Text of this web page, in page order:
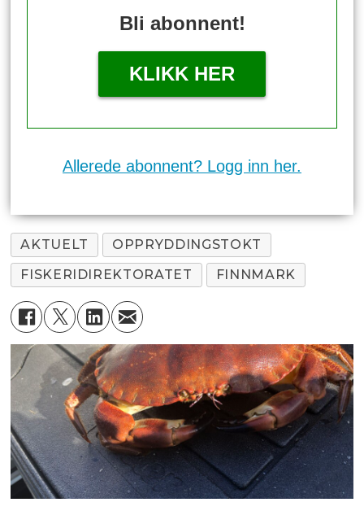
Bli abonnent!
KLIKK HER
Allerede abonnent? Logg inn her.
AKTUELT
OPPRYDDINGSTOKT
FISKERIDIREKTORATET
FINNMARK